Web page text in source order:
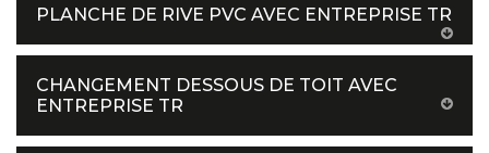
PLANCHE DE RIVE PVC AVEC ENTREPRISE TR
CHANGEMENT DESSOUS DE TOIT AVEC
ENTREPRISE TR